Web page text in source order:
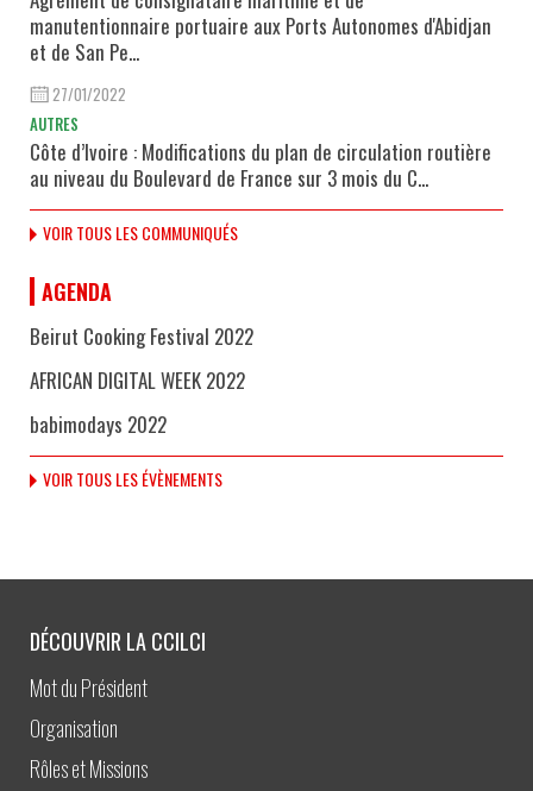
manutentionnaire portuaire aux Ports Autonomes d'Abidjan
et de San Pe...
27/01/2022
AUTRES
Côte d’Ivoire : Modifications du plan de circulation routière
au niveau du Boulevard de France sur 3 mois du C...
VOIR TOUS LES COMMUNIQUÉS
AGENDA
Beirut Cooking Festival 2022
AFRICAN DIGITAL WEEK 2022
babimodays 2022
VOIR TOUS LES ÉVÈNEMENTS
DÉCOUVRIR LA CCILCI
Mot du Président
Organisation
Rôles et Missions